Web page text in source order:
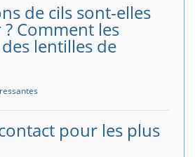
de cils sont-elles
Comment les
lentilles de
pour les plus